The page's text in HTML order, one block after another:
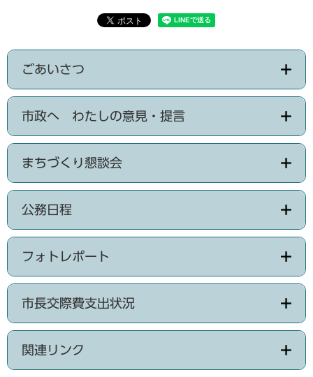
ごあいさつ
市政へ わたしの意見・提言
まちづくり懇談会
公務日程
フォトレポート
市長交際費支出状況
関連リンク